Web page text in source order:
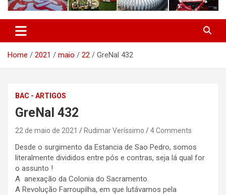
Home 2021 maio 22 GreNal 432
BAC - ARTIGOS
GreNal 432
22 de maio de 2021 Rudimar Veríssimo 4 Comments
Desde o surgimento da Estancia de Sao Pedro, somos
literalmente divididos entre pós e contras, seja lá qual for
o assunto !
A anexação da Colonia do Sacramento.
A Revolução Farroupilha, em que lutávamos pela